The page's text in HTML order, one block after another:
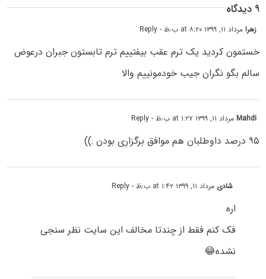
۹ دیدگاه
زهرامرداد ۱۱, ۱۳۹۹ at ۸:۲۰ ب٫ظ - Reply
خستمون کردید یک ترم عقب بیفتییم ترم تابستون جبران درعوض
سالم بگو نگران جیب خودمونییم والا
Mahdiمرداد ۱۱, ۱۳۹۹ at ۱:۲۷ ب٫ظ - Reply
۹۵ درصد داوطلبان هم موافق برگزاری بودن :))
شادی مرداد ۱۱, ۱۳۹۹ at ۱:۴۲ ب٫ظ - Reply
اره
فک کنم فقط از چندتا مخالف این سایت نظر سنجی
نشده😂